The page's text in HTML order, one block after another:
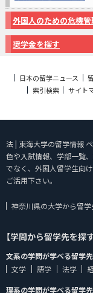
外国人のための危機
奨学金を探す
日本の留学ニュース
索引検索
サイト
法 | 東海大学の留学情報
色や入試情報、学部一覧
でなく、外国人留学生向
ご活用下さい。
神奈川県の大学から留
【学問から留学先を探す
文系の学問が学べる留学
文学
語学 法学
理系の学問が学べる留学